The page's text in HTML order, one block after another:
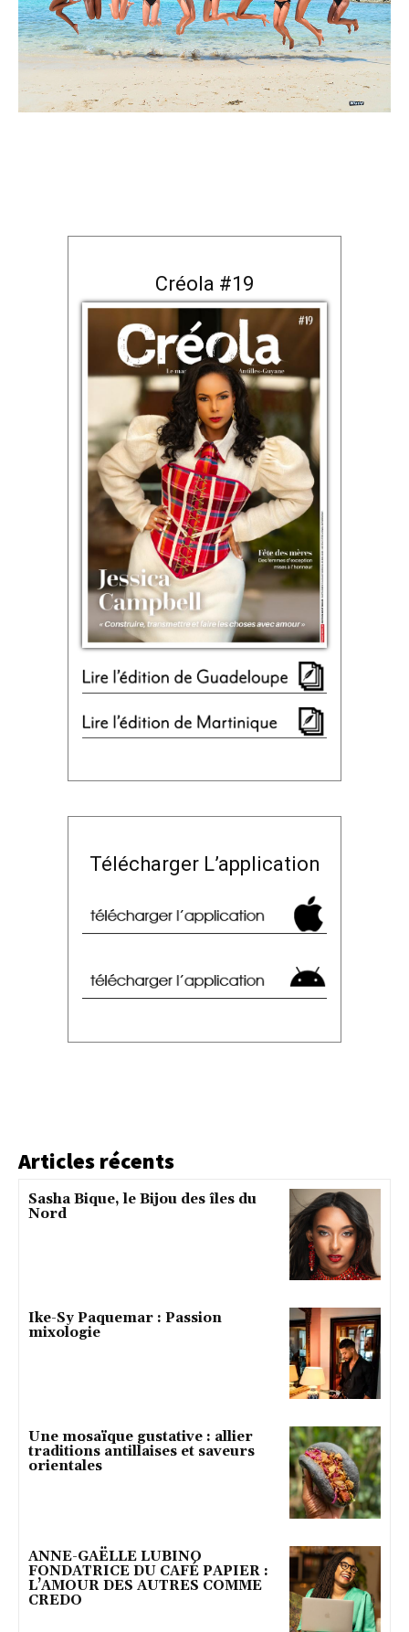
Créola #19
Télécharger L’application
Articles récents
Sasha Bique, le Bijou des îles du
Nord
Ike-Sy Paquemar : Passion
mixologie
Une mosaïque gustative : allier
traditions antillaises et saveurs
orientales
ANNE-GAËLLE LUBINO
FONDATRICE DU CAFÉ PAPIER :
L’AMOUR DES AUTRES COMME
CREDO